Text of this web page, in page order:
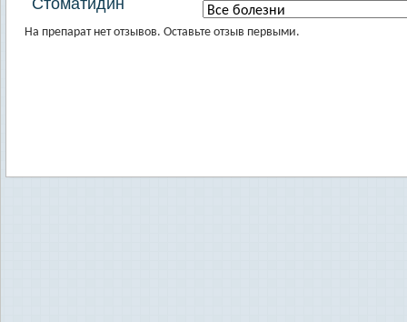
Стоматидин
На препарат нет отзывов. Оставьте отзыв первыми.